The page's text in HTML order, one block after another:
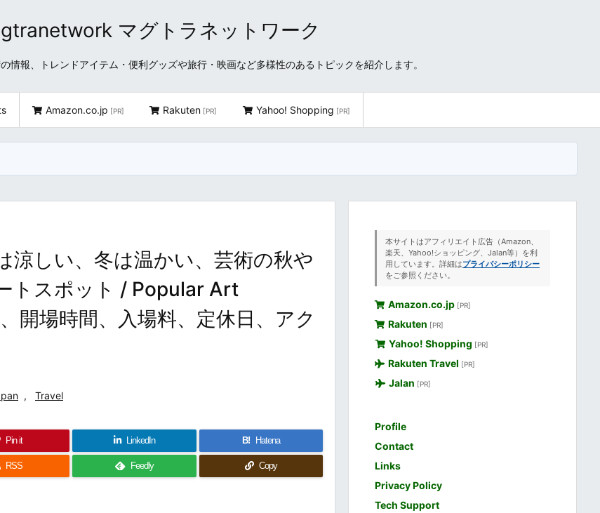
マグトラネットワーク
情報、トレンドアイテム・便利グッズや旅行・映画など多様性のあるトピックを紹介します。
Amazon.co.jp [PR] Rakuten [PR] Yahoo! Shopping [PR]
涼しい、冬は温かい、芸術の秋や
トスポット / Popular Art
開場時間、入場料、定休日、アク
, Travel
Pin it LinkedIn B! Hatena
RSS Feedly Copy
本サイトはアフィリエイト広告（Amazon、
楽天、Yahoo!ショッピング、Jalan等）を利
用しています。詳細はプライバシーポリシー
をご参照ください。
Amazon.co.jp [PR]
Rakuten [PR]
Yahoo! Shopping [PR]
Rakuten Travel [PR]
Jalan [PR]
Profile
Contact
Links
Privacy Policy
Tech Support